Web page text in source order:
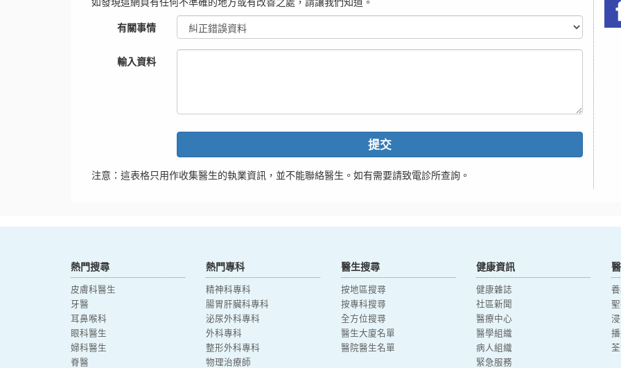
有關事情
輸入資料
提交
注意：這表格只用作收集醫生的執業資訊，並不能聯絡醫生。如有需要請致電診所查詢。
熱門搜尋
皮膚科醫生
牙醫
耳鼻喉科
眼科醫生
婦科醫生
脊醫
熱門專科
精神科專科
腸胃肝臟科專科
泌尿外科專科
外科專科
整形外科專科
物理治療師
醫生搜尋
按地區搜尋
按專科搜尋
全方位搜尋
醫生大廈名單
醫院醫生名單
健康資訊
健康雜誌
社區新聞
醫療中心
醫學組織
病人組織
緊急服務